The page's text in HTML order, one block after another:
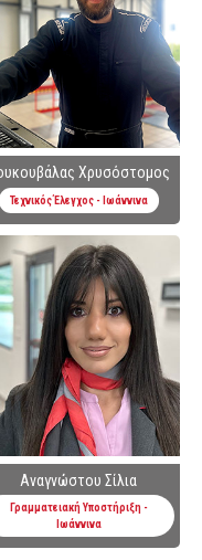
Χρυσόστομος
Τεχνικός Έλεγχος - Ιωάννινα
Αναγνώστου Σίλια
Γραμματειακή Υποστήριξη -
Ιωάννινα